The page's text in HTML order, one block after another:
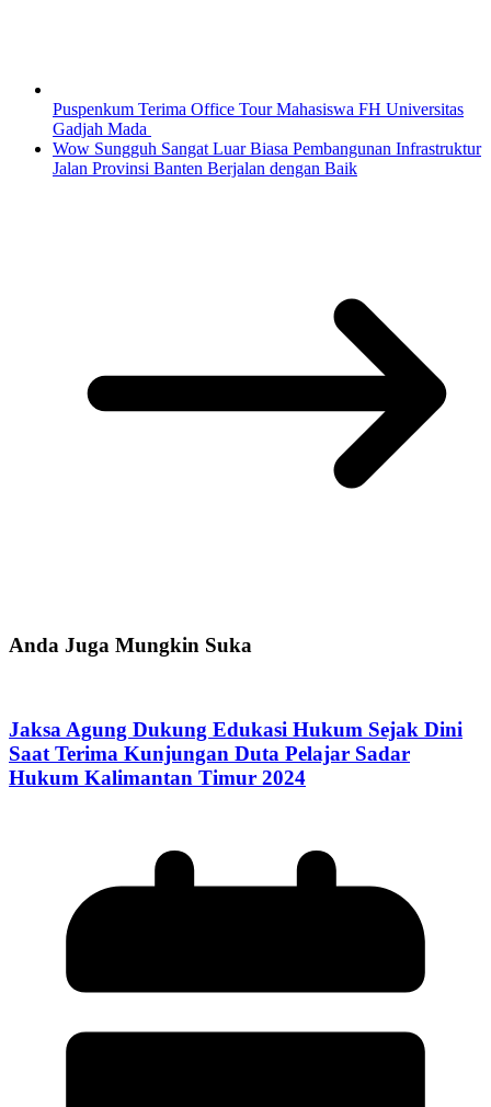
Puspenkum Terima Office Tour Mahasiswa FH Universitas
Gadjah Mada
Wow Sungguh Sangat Luar Biasa Pembangunan Infrastruktur
Jalan Provinsi Banten Berjalan dengan Baik
Anda Juga Mungkin Suka
Jaksa Agung Dukung Edukasi Hukum Sejak Dini
Saat Terima Kunjungan Duta Pelajar Sadar
Hukum Kalimantan Timur 2024